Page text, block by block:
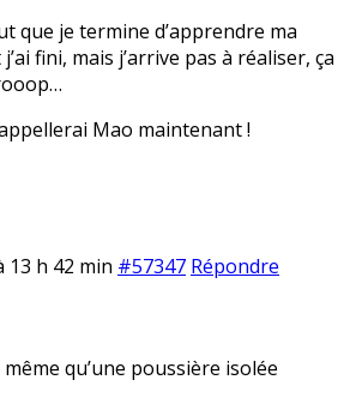
que je termine d’apprendre ma
fini, mais j’arrive pas à réaliser, ça
Mao maintenant !
13 h 42 min #57347 Répondre
même qu’une poussière isolée